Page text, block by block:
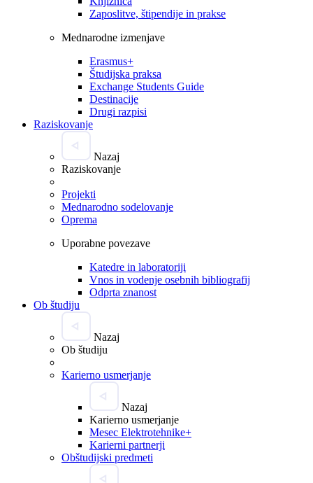
Zaposlitve, štipendije in prakse
Mednarodne izmenjave
Erasmus+
Študijska praksa
Exchange Students Guide
Destinacije
Drugi razpisi
Raziskovanje
Nazaj
Raziskovanje
Projekti
Mednarodno sodelovanje
Oprema
Uporabne povezave
Katedre in laboratoriji
Vnos in vodenje osebnih bibliografij
Odprta znanost
Ob študiju
Nazaj
Ob študiju
Karierno usmerjanje
Nazaj
Karierno usmerjanje
Mesec Elektrotehnike+
Karierni partnerji
Obštudijski predmeti